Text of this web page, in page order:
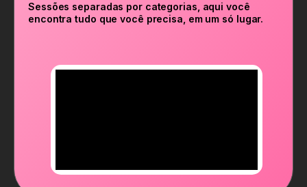
Sessões separadas por categorias, aqui você
encontra tudo que você precisa, em um só lugar.